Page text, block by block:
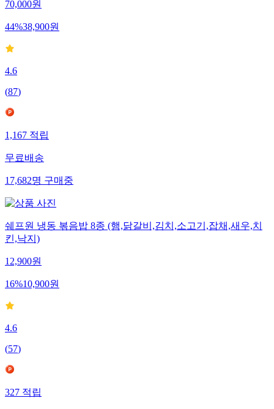
70,000원
44%38,900원
4.6
(87)
1,167적립
무료배송
17,682명구매중
쉐프원 냉동 볶음밥 8종 (햄,닭갈비,김치,소고기,잡채,새우,치
킨,낙지)
12,900원
16%10,900원
4.6
(57)
327적립